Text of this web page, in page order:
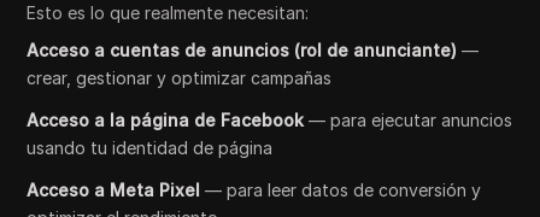
Esto es lo que realmente necesitan:
Acceso a cuentas de anuncios (rol de anunciante) —
crear, gestionar y optimizar campañas
Acceso a la página de Facebook — para ejecutar anuncios
usando tu identidad de página
Acceso a Meta Pixel — para leer datos de conversión y